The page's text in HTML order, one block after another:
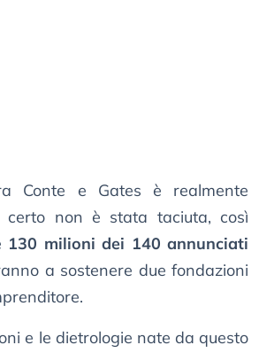
Conte e Gates è realmente
non è stata taciuta, così
130 milioni dei 140 annunciati
a sostenere due fondazioni
e le dietrologie nate da questo